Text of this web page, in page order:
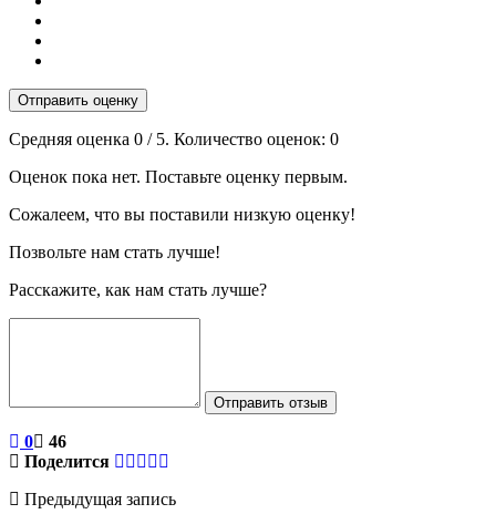
Отправить оценку
Средняя оценка 0 / 5. Количество оценок: 0
Оценок пока нет. Поставьте оценку первым.
Сожалеем, что вы поставили низкую оценку!
Позвольте нам стать лучше!
Расскажите, как нам стать лучше?
Отправить отзыв
0
46
Поделится
Предыдущая запись